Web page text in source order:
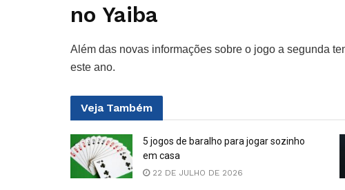
no Yaiba
Além das novas informações sobre o jogo a segunda
este ano.
Veja Também
5 jogos de baralho para jogar sozinho
em casa
22 DE JULHO DE 2026